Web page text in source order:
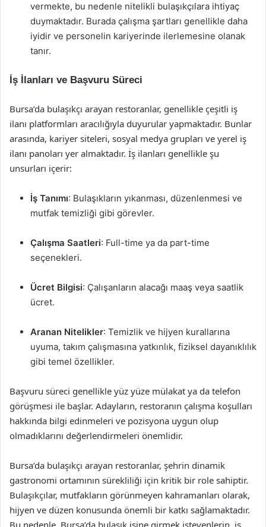
vermekte, bu nedenle nitelikli bulaşıkçılara ihtiyaç
duymaktadır. Burada çalışma şartları genellikle daha
iyidir ve personelin kariyerinde ilerlemesine olanak
tanır.
İş İlanları ve Başvuru Süreci
Bursa’da bulaşıkçı arayan restoranlar, genellikle çeşitli iş
ilanı platformları aracılığıyla duyurular yapmaktadır. Bunlar
arasında, kariyer siteleri, sosyal medya grupları ve yerel iş
ilanı panoları yer almaktadır. İş ilanları genellikle şu
unsurları içerir:
İş Tanımı: Bulaşıkların yıkanması, düzenlenmesi ve
mutfak temizliği gibi görevler.
Çalışma Saatleri: Full-time ya da part-time
seçenekleri.
Ücret Bilgisi: Çalışanların alacağı maaş veya saatlik
ücret.
Aranan Nitelikler: Temizlik ve hijyen kurallarına
uyuma, takım çalışmasına yatkınlık, fiziksel dayanıklılık
gibi temel özellikler.
Başvuru süreci genellikle yüz yüze mülakat ya da telefon
görüşmesi ile başlar. Adayların, restoranın çalışma koşulları
hakkında bilgi edinmeleri ve pozisyona uygun olup
olmadıklarını değerlendirmeleri önemlidir.
Bursa’da bulaşıkçı arayan restoranlar, şehrin dinamik
gastronomi ortamının sürekliliği için kritik bir role sahiptir.
Bulaşıkçılar, mutfakların görünmeyen kahramanları olarak,
hijyen ve düzen konusunda önemli bir katkı sağlamaktadır.
Bu nedenle, Bursa’da bulaşık işine girmek isteyenlerin, iş